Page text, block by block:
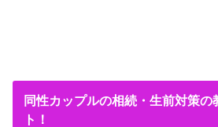
同性カップルの相続・生前対策
ト！